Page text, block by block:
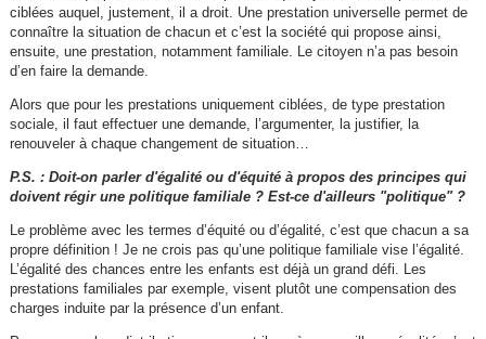
ciblées auquel, justement, il a droit. Une prestation universelle permet de
connaître la situation de chacun et c’est la société qui propose ainsi,
ensuite, une prestation, notamment familiale. Le citoyen n’a pas besoin
d’en faire la demande.
Alors que pour les prestations uniquement ciblées, de type prestation
sociale, il faut effectuer une demande, l’argumenter, la justifier, la
renouveler à chaque changement de situation…
P.S. : Doit-on parler d'égalité ou d'équité à propos des principes qui
doivent régir une politique familiale ? Est-ce d'ailleurs "politique" ?
Le problème avec les termes d’équité ou d’égalité, c’est que chacun a sa
propre définition ! Je ne crois pas qu’une politique familiale vise l’égalité.
L’égalité des chances entre les enfants est déjà un grand défi. Les
prestations familiales par exemple, visent plutôt une compensation des
charges induite par la présence d’un enfant.